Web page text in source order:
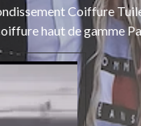
Coiffure
haut de gamme